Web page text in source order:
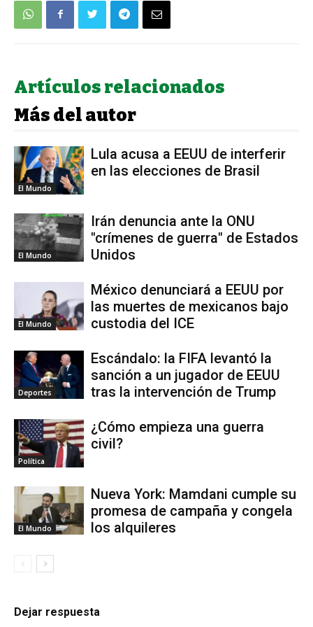
Artículos relacionados
Más del autor
El Mundo
Lula acusa a EEUU de interferir
en las elecciones de Brasil
El Mundo
Irán denuncia ante la ONU
"crímenes de guerra" de Estados
Unidos
El Mundo
México denunciará a EEUU por
las muertes de mexicanos bajo
custodia del ICE
Deportes
Escándalo: la FIFA levantó la
sanción a un jugador de EEUU
tras la intervención de Trump
Política
¿Cómo empieza una guerra
civil?
El Mundo
Nueva York: Mamdani cumple su
promesa de campaña y congela
los alquileres
Dejar respuesta